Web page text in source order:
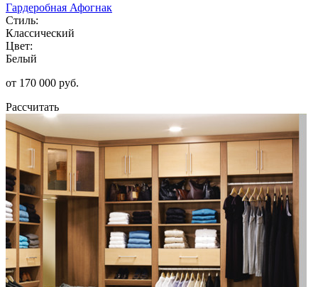
Гардеробная Афогнак
Стиль:
Классический
Цвет:
Белый
от 170 000 руб.
Рассчитать